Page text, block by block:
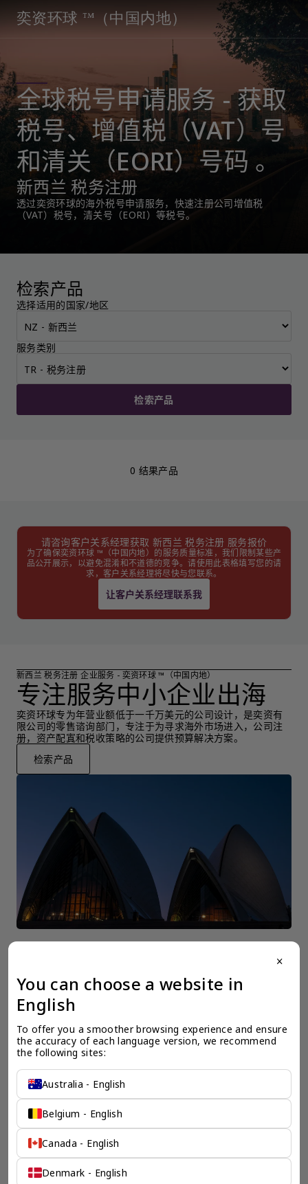
奕资环球 ™（中国内地）
全球税号申请服务 - 获取
税号、增值税（VAT）号
和清关（EORI）号码 。
新西兰 税务注册
透过奕资环球的海外税号申请服务，快速注册公司增值税
（VAT）税号，清关号（EORI）等税号。
检索产品
选择适用的国家/地区
服务类别
检索产品
0 结果产品
请咨询客户关系经理获取 新西兰 税务注册 服务报价
为了确保奕资环球 ™（中国内地）的服务质量标准，我们限制某些产
品公开展示，以避免混淆和不道德的竞争。请使用此表格填写您的请
求，客户关系经理将尽快与您联系。
让客户关系经理联系我
新西兰 税务注册 企业服务 - 奕资环球 ™（中国内地）
专注服务中小企业出海
奕资环球专为年营业额低于一千万美元的公司设计，是奕资有
限公司的零售谘询部门，专注于为寻求海外市场进入，公司注
册，资产配寘和税收策略的公司提供预算解决方案。
检索产品
一个全服务咨询公司为您
保驾护航
奕资环球是您值得信赖的海外合作伙伴。我们是香港伦敦奕资
咨询有限公司的零售咨询部门，这是一家总部位于香港的全球
凭借其战略优势，我们可以将客户与全球市场的机遇联系起
来，并为21个行业的客户提供服务。
了解香港伦敦奕资咨询有限公司 >
close
You can choose a website in
English
To offer you a smoother browsing experience and ensure
the accuracy of each language version, we recommend
the following sites:
Australia - English
Belgium - English
Canada - English
Denmark - English